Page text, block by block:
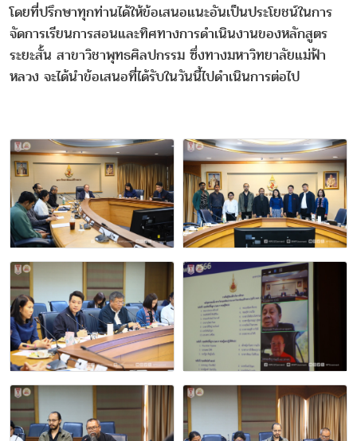
โดยที่ปรึกษาทุกท่านได้ให้ข้อเสนอแนะอันเป็นประโยชน์ในการ
จัดการเรียนการสอนและทิศทางการดำเนินงานของหลักสูตร
ระยะสั้น สาขาวิชาพุทธศิลปกรรม ซึ่งทางมหาวิทยาลัยแม่ฟ้า
หลวง จะได้นำข้อเสนอที่ได้รับในวันนี้ไปดำเนินการต่อไป